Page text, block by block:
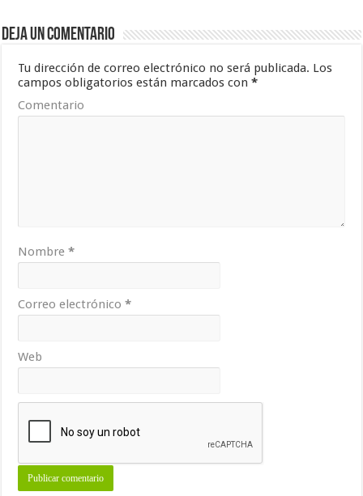
Deja un comentario
Tu dirección de correo electrónico no será publicada. Los
campos obligatorios están marcados con*
Comentario
Nombre*
Correo electrónico*
Web